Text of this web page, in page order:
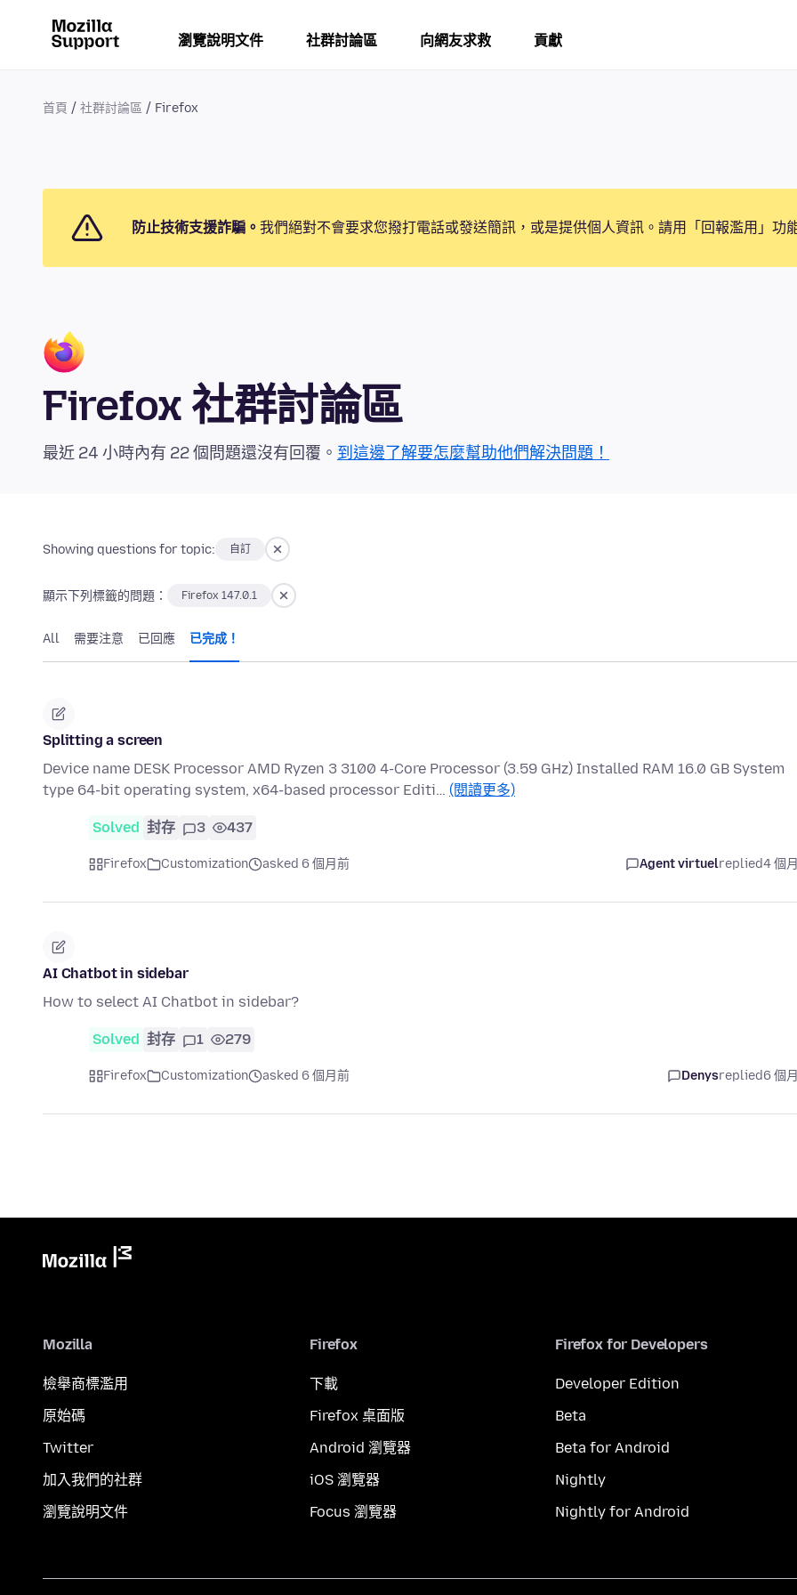
瀏覽說明文件 社群討論區 向網友求救 貢獻
首頁 社群討論區 Firefox
防止技術支援詐騙。 我們絕對不會要求您撥打電話或發送簡訊，或是提供個人資訊。請用「回報濫用」功
Firefox 社群討論區
最近 24 小時內有 22 個問題還沒有回覆。 到這邊了解要怎麼幫助他們解決問題！
Showing questions for topic: 自訂
顯示下列標籤的問題： Firefox 147.0.1
All 需要注意 已回應 已完成！
Splitting a screen
Device name DESK Processor AMD Ryzen 3 3100 4-Core Processor (3.59 GHz) Installed RAM 16.0 GB System
type 64-bit operating system, x64-based processor Editi… (閱讀更多)
Solved 封存 3 437
Firefox Customization asked 6 個月前 Agent virtuelreplied4 個
AI Chatbot in sidebar
How to select AI Chatbot in sidebar?
Solved 封存 1 279
Firefox Customization asked 6 個月前 Denysreplied6 個
Mozilla
檢舉商標濫用
原始碼
Twitter
加入我們的社群
瀏覽說明文件
Firefox
下載
Firefox 桌面版
Android 瀏覽器
iOS 瀏覽器
Focus 瀏覽器
Firefox for Developers
Developer Edition
Beta
Beta for Android
Nightly
Nightly for Android